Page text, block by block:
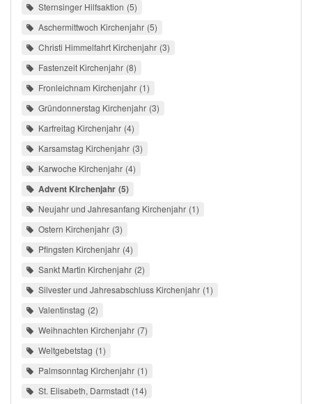
Sternsinger Hilfsaktion 5
Aschermittwoch Kirchenjahr 5
Christi Himmelfahrt Kirchenjahr 3
Fastenzeit Kirchenjahr 8
Fronleichnam Kirchenjahr 1
Gründonnerstag Kirchenjahr 3
Karfreitag Kirchenjahr 4
Karsamstag Kirchenjahr 3
Karwoche Kirchenjahr 4
Advent Kirchenjahr 5
Neujahr und Jahresanfang Kirchenjahr 1
Ostern Kirchenjahr 3
Pfingsten Kirchenjahr 4
Sankt Martin Kirchenjahr 2
Silvester und Jahresabschluss Kirchenjahr 1
Valentinstag 2
Weihnachten Kirchenjahr 7
Weltgebetstag 1
Palmsonntag Kirchenjahr 1
St. Elisabeth, Darmstadt 14